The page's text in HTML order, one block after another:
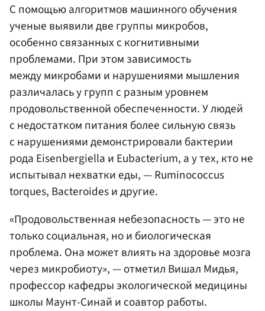
С помощью алгоритмов машинного обучения
ученые выявили две группы микробов,
особенно связанных с когнитивными
проблемами. При этом зависимость
между микробами и нарушениями мышления
различалась у групп с разным уровнем
продовольственной обеспеченности. У людей
с недостатком питания более сильную связь
с нарушениями демонстрировали бактерии
рода Eisenbergiella и Eubacterium, а у тех, кто не
испытывал нехватки еды, — Ruminococcus
torques, Bacteroides и другие.
«Продовольственная небезопасность — это не
только социальная, но и биологическая
проблема. Она может влиять на здоровье мозга
через микробиоту», — отметил Вишал Мидья,
профессор кафедры экологической медицины
школы Маунт-Синай и соавтор работы.